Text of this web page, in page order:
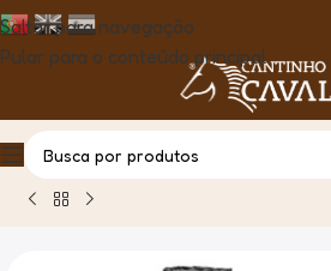
Saltar para navegação
Pular para o conteúdo principal
Casa Produto Pensos Descanso